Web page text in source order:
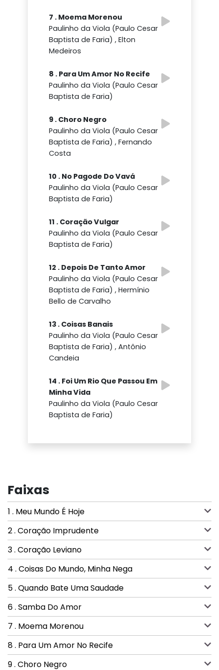
7 . Moema Morenou
Paulinho da Viola (Paulo Cesar
Baptista de Faria) , Elton
Medeiros
8 . Para Um Amor No Recife
Paulinho da Viola (Paulo Cesar
Baptista de Faria)
9 . Choro Negro
Paulinho da Viola (Paulo Cesar
Baptista de Faria) , Fernando
Costa
10 . No Pagode Do Vavá
Paulinho da Viola (Paulo Cesar
Baptista de Faria)
11 . Coração Vulgar
Paulinho da Viola (Paulo Cesar
Baptista de Faria)
12 . Depois De Tanto Amor
Paulinho da Viola (Paulo Cesar
Baptista de Faria) , Hermínio
Bello de Carvalho
13 . Coisas Banais
Paulinho da Viola (Paulo Cesar
Baptista de Faria) , Antônio
Candeia
14 . Foi Um Rio Que Passou Em
Minha Vida
Paulinho da Viola (Paulo Cesar
Baptista de Faria)
Faixas
1 . Meu Mundo É Hoje
2 . Coração Imprudente
3 . Coração Leviano
4 . Coisas Do Mundo, Minha Nega
5 . Quando Bate Uma Saudade
6 . Samba Do Amor
7 . Moema Morenou
8 . Para Um Amor No Recife
9 . Choro Negro